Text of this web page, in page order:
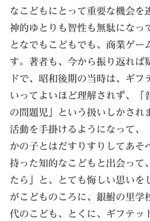
なこどもにとって重要な機会を
神的ゆとりも智性も無駄になっ
となでもこどもでも、商業ゲー
す。著者も、今から振り返れば
ドで、昭和後期の当時は、ギフ
いってよいほど理解されず、「
の問題児」という扱いしかされ
活動を手掛けるようになって、
かの子とはだすりすりしてあそ
持った知的なこどもと出会って
たら」と、とても悔しい思いを
がこどものころに、銀鮒の里
代のこども、とくに、ギフテッ